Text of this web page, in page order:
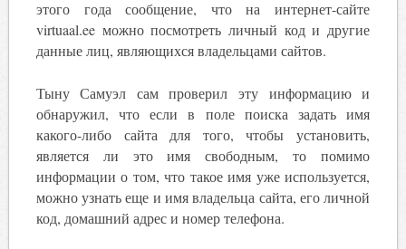
этого года сообщение, что на интернет-сайте
virtuaal.ee можно посмотреть личный код и другие
данные лиц, являющихся владельцами сайтов.
Тыну Самуэл сам проверил эту информацию и
обнаружил, что если в поле поиска задать имя
какого-либо сайта для того, чтобы установить,
является ли это имя свободным, то помимо
информации о том, что такое имя уже используется,
можно узнать еще и имя владельца сайта, его личной
код, домашний адрес и номер телефона.